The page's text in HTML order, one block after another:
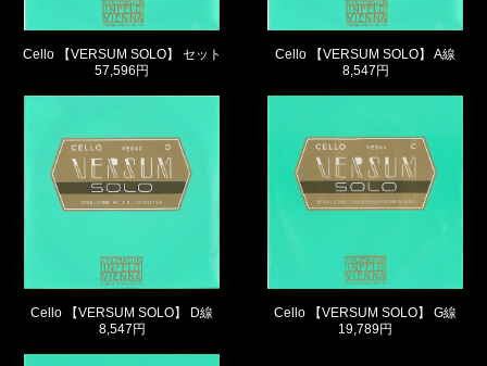
Cello 【VERSUM SOLO】 セット
57,596円
Cello 【VERSUM SOLO】 A線
8,547円
Cello 【VERSUM SOLO】 D線
8,547円
Cello 【VERSUM SOLO】 G線
19,789円